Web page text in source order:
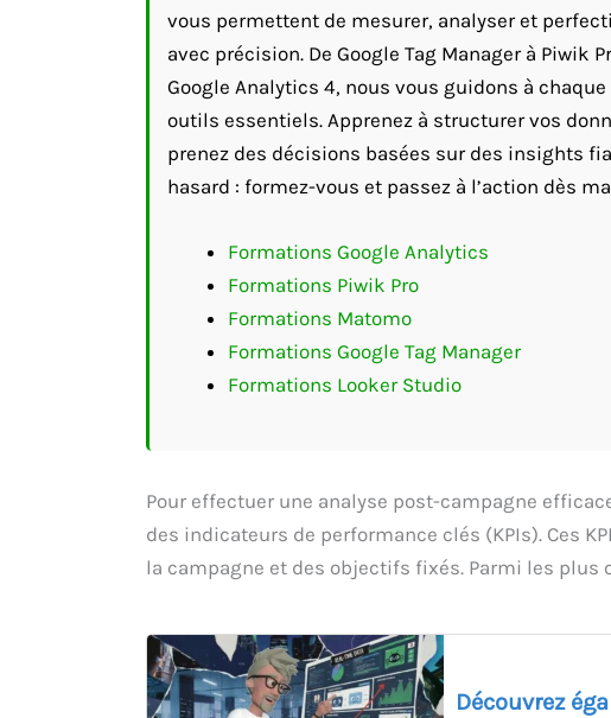
vous permettent de mesurer, analyser et
avec précision. De Google Tag Manager à Piwik
Google Analytics 4, nous vous guidons à
outils essentiels. Apprenez à structurer vos
prenez des décisions basées sur des insights
hasard : formez-vous et passez à l’action dès
Formations Google Analytics
Formations Piwik Pro
Formations Matomo
Formations Google Tag Manager
Formations Looker Studio
Pour effectuer une analyse post-campagne
des indicateurs de performance clés (KPIs). Ces
la campagne et des objectifs fixés. Parmi les plus
Découvrez